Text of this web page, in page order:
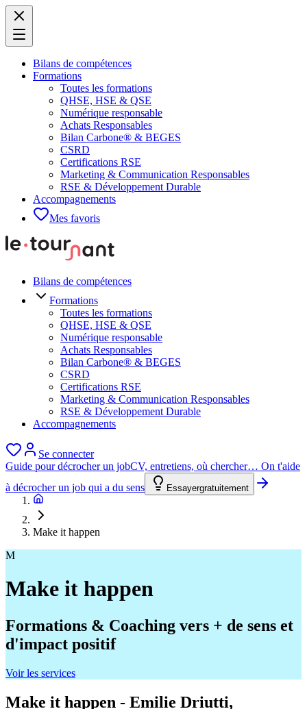
Bilans de compétences
Formations
Toutes les formations
QHSE, HSE & QSE
Numérique responsable
Achats Responsables
Bilan Carbone® & BEGES
CSRD
Certifications RSE
Marketing & Communication Responsables
RSE & Développement Durable
Accompagnements
Mes favoris
Bilans de compétences
Formations
Toutes les formations
QHSE, HSE & QSE
Numérique responsable
Achats Responsables
Bilan Carbone® & BEGES
CSRD
Certifications RSE
Marketing & Communication Responsables
RSE & Développement Durable
Accompagnements
Se connecter
Guide pour décrocher un jobCV, entretiens, où chercher… On t'aide
à décrocher un job qui a du sens
Essayergratuitement
Make it happen
M
Make it happen
Formations & Coaching vers + de sens et
d'impact positif
Voir les services
Make it happen - Emilie Driutti,